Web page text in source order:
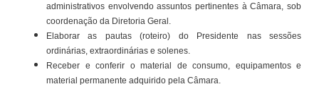
administrativos envolvendo assuntos pertinentes à Câmara, sob
coordenação da Diretoria Geral.
Elaborar as pautas (roteiro) do Presidente nas sessões
ordinárias, extraordinárias e solenes.
Receber e conferir o material de consumo, equipamentos e
material permanente adquirido pela Câmara.